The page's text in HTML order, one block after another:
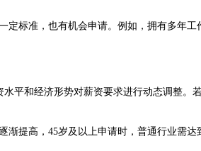
标准，也有机会申请。例如，拥有多年工
平和经济形势对薪资要求进行动态调整。
提高，45岁及以上申请时，普通行业需达